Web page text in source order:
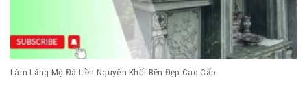
Làm Lăng Mộ Đá Liền Nguyên Khối Bền Đẹp Cao Cấp